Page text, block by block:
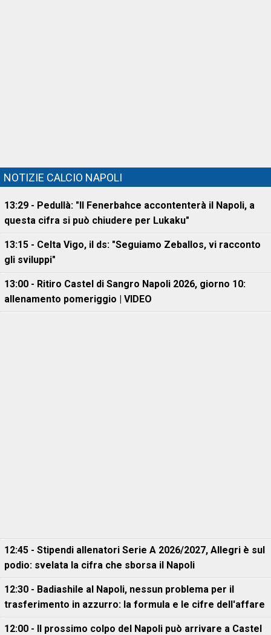
NOTIZIE CALCIO NAPOLI
13:29 - Pedullà: "Il Fenerbahce accontenterà il Napoli, a
questa cifra si può chiudere per Lukaku"
13:15 - Celta Vigo, il ds: "Seguiamo Zeballos, vi racconto
gli sviluppi"
13:00 - Ritiro Castel di Sangro Napoli 2026, giorno 10:
allenamento pomeriggio | VIDEO
12:45 - Stipendi allenatori Serie A 2026/2027, Allegri è sul
podio: svelata la cifra che sborsa il Napoli
12:30 - Badiashile al Napoli, nessun problema per il
trasferimento in azzurro: la formula e le cifre dell'affare
12:00 - Il prossimo colpo del Napoli può arrivare a Castel